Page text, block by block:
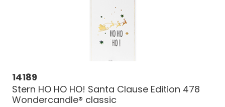
14189
Stern HO HO HO! Santa Clause Edition 478
Wondercandle® classic